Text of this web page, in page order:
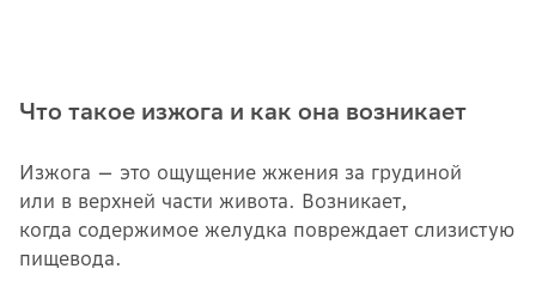
Что такое изжога и как она возникает
Изжога — это ощущение жжения за грудиной
или в верхней части живота. Возникает,
когда содержимое желудка повреждает слизистую
пищевода.